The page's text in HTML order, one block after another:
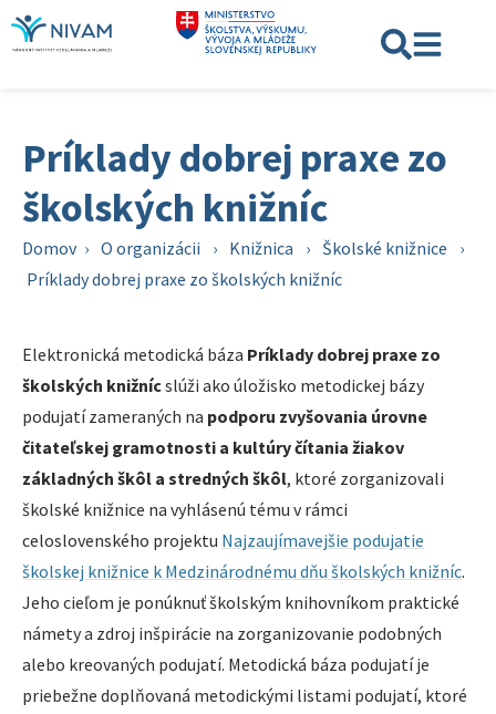
Príklady dobrej praxe zo
školských knižníc
Domov › O organizácii › Knižnica › Školské knižnice
›
Príklady dobrej praxe zo školských knižníc
Elektronická metodická báza Príklady dobrej praxe zo
školských knižnícslúži ako úložisko metodickej bázy
podujatí zameraných na podporu zvyšovania úrovne
čitateľskej gramotnosti a kultúry čítania žiakov
základných škôl a stredných škôl, ktoré zorganizovali
školské knižnice na vyhlásenú tému v rámci
celoslovenského projektu Najzaujímavejšie podujatie
školskej knižnice k Medzinárodnému dňu školských knižníc.
Jeho cieľom je ponúknuť školským knihovníkom praktické
námety a zdroj inšpirácie na zorganizovanie podobných
alebo kreovaných podujatí. Metodická báza podujatí je
priebežne doplňovaná metodickými listami podujatí, ktoré